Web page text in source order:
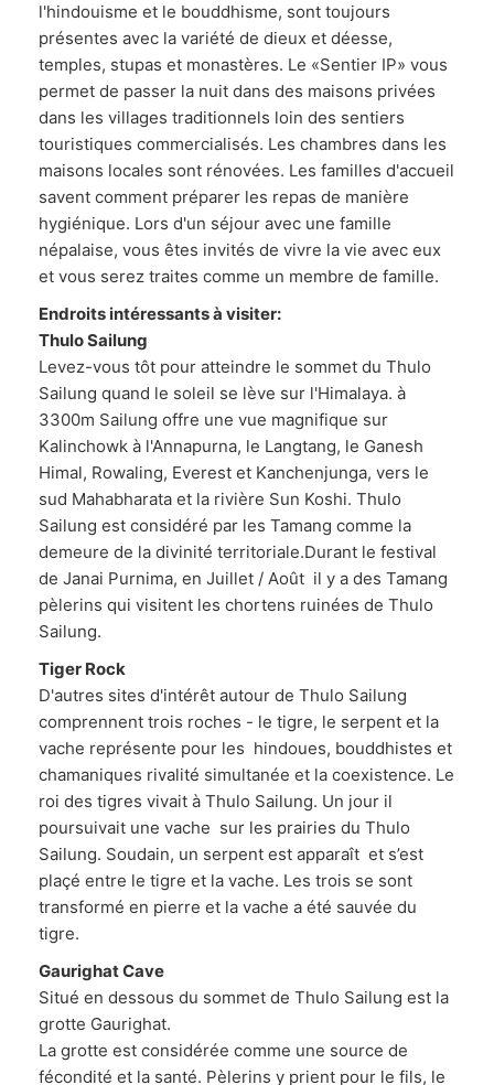
l'hindouisme et le bouddhisme, sont toujours
présentes avec la variété de dieux et déesse,
temples, stupas et monastères. Le «Sentier IP» vous
permet de passer la nuit dans des maisons privées
dans les villages traditionnels loin des sentiers
touristiques commercialisés. Les chambres dans les
maisons locales sont rénovées. Les familles d'accueil
savent comment préparer les repas de manière
hygiénique. Lors d'un séjour avec une famille
népalaise, vous êtes invités de vivre la vie avec eux
et vous serez traites comme un membre de famille.
Endroits intéressants à visiter:
Thulo Sailung
Levez-vous tôt pour atteindre le sommet du Thulo
Sailung quand le soleil se lève sur l'Himalaya. à
3300m Sailung offre une vue magnifique sur
Kalinchowk à l'Annapurna, le Langtang, le Ganesh
Himal, Rowaling, Everest et Kanchenjunga, vers le
sud Mahabharata et la rivière Sun Koshi. Thulo
Sailung est considéré par les Tamang comme la
demeure de la divinité territoriale.Durant le festival
de Janai Purnima, en Juillet / Août il y a des Tamang
pèlerins qui visitent les chortens ruinées de Thulo
Sailung.
Tiger Rock
D'autres sites d'intérêt autour de Thulo Sailung
comprennent trois roches - le tigre, le serpent et la
vache représente pour les hindoues, bouddhistes et
chamaniques rivalité simultanée et la coexistence. Le
roi des tigres vivait à Thulo Sailung. Un jour il
poursuivait une vache sur les prairies du Thulo
Sailung. Soudain, un serpent est apparaît et s’est
plaçé entre le tigre et la vache. Les trois se sont
transformé en pierre et la vache a été sauvée du
tigre.
Gaurighat Cave
Situé en dessous du sommet de Thulo Sailung est la
grotte Gaurighat.
La grotte est considérée comme une source de
fécondité et la santé. Pèlerins y prient pour le fils, le